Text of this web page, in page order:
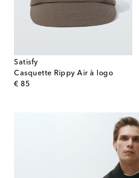
Satisfy
Casquette Rippy Air à logo
€ 85
original price